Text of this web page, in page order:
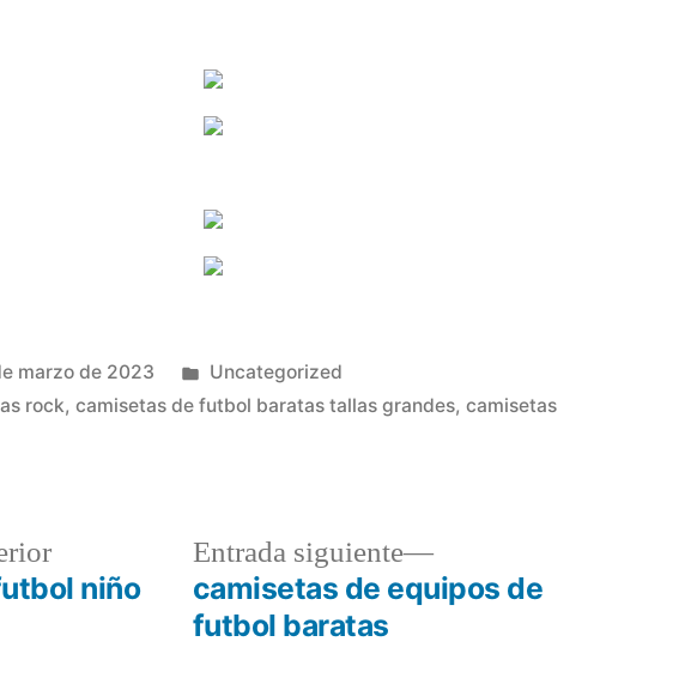
marzo de 2023
Publicado
en
Uncategorized
rock,camisetas de futbol baratas tallas grandes,camisetas
Entrada
anterior:
niño
Entrada siguiente
Entrada
siguiente:
camisetas de equipos de
futbol baratas